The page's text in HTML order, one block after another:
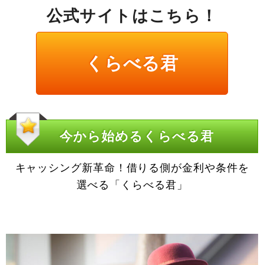
公式サイトはこちら！
くらべる君
今から始めるくらべる君
キャッシング新革命！借りる側が金利や条件を
選べる「くらべる君」